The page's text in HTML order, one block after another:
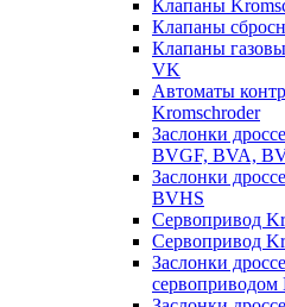
Клапаны
Клапаны
Клапаны
VK
Автоматы
Kromschroder
Заслонки
BVGF, BVA,
Заслонки
BVHS
Сервопривод
Сервопривод
Заслонки